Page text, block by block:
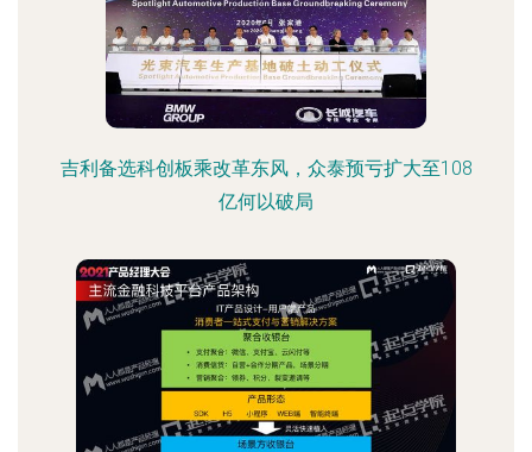
吉利备选科创板乘改革东风，众泰预亏扩大至108
亿何以破局